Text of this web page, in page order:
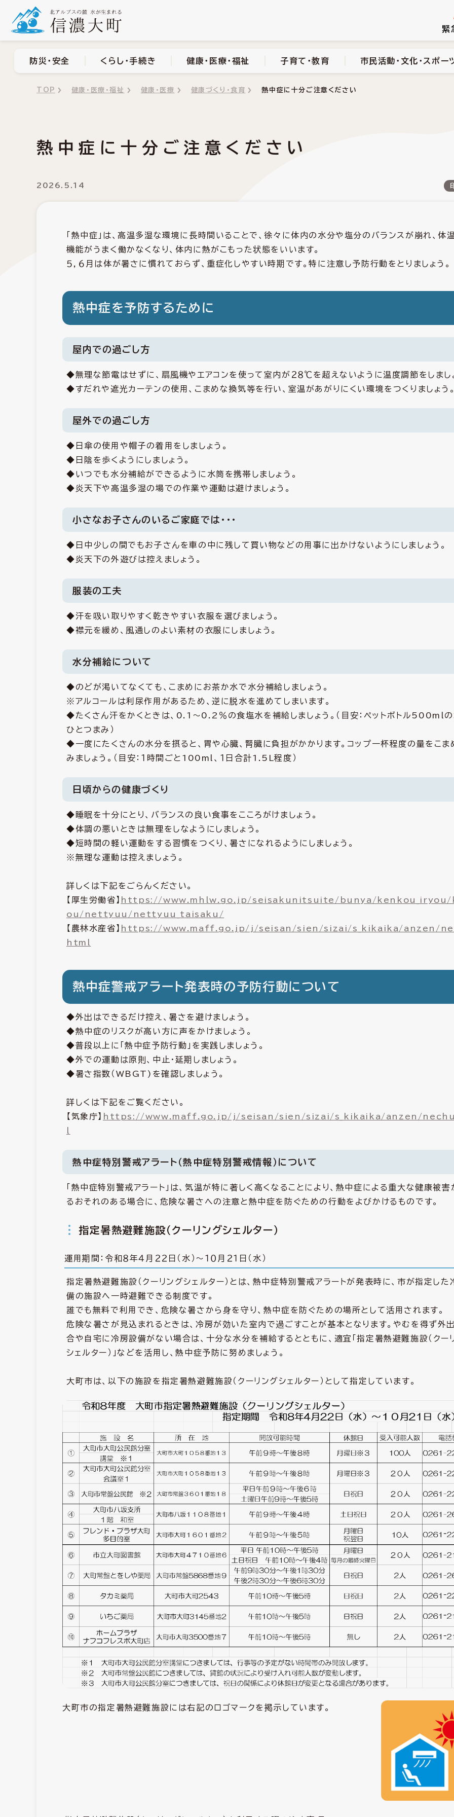
緊
市民活動・文化・スポーツ
防災・安全 くらし・手続き 健康・医療・福祉 子育て・教育 市民活動・文化・スポー
TOP 健康・医療・福祉 健康・医療 健康づくり・食育 熱中症に十分ご注意ください
熱中症に十分ご注意ください
2026.5.14
「熱中症」は、高温多湿な環境に長時間いることで、徐々に体内の水分や塩分のバランスが崩れ、体
機能がうまく働かなくなり、体内に熱がこもった状態をいいます。
５，６月は体が暑さに慣れておらず、重症化しやすい時期です。特に注意し予防行動をとりましょう。
熱中症を予防するために
屋内での過ごし方
◆無理な節電はせずに、扇風機やエアコンを使って室内が２８℃を超えないように温度調節をしまし
◆すだれや遮光カーテンの使用、こまめな換気等を行い、室温があがりにくい環境をつくりましょう。
屋外での過ごし方
◆日傘の使用や帽子の着用をしましょう。
◆日陰を歩くようにしましょう。
◆いつでも水分補給ができるように水筒を携帯しましょう。
◆炎天下や高温多湿の場での作業や運動は避けましょう。
小さなお子さんのいるご家庭では・・・
◆日中少しの間でもお子さんを車の中に残して買い物などの用事に出かけないようにしましょう。
◆炎天下の外遊びは控えましょう。
服装の工夫
◆汗を吸い取りやすく乾きやすい衣服を選びましょう。
◆襟元を緩め、風通しのよい素材の衣服にしましょう。
水分補給について
◆のどが渇いてなくても、こまめにお茶か水で水分補給しましょう。
※アルコールは利尿作用があるため、逆に脱水を進めてしまいます。
◆たくさん汗をかくときは、0.1～0.2％の食塩水を補給しましょう。（目安：ペットボトル500ml
ひとつまみ）
◆一度にたくさんの水分を摂ると、胃や心臓、腎臓に負担がかかります。コップ一杯程度の量をこま
みましょう。（目安：１時間ごと100ml、１日合計1.5L程度）
日頃からの健康づくり
◆睡眠を十分にとり、バランスの良い食事をこころがけましょう。
◆体調の悪いときは無理をしなようにしましょう。
◆短時間の軽い運動をする習慣をつくり、暑さになれるようにしましょう。
※無理な運動は控えましょう。
詳しくは下記をごらんください。
【厚生労働省】 https://www.mhlw.go.jp/seisakunitsuite/bunya/kenkou_iryou/
ou/nettyuu/nettyuu_taisaku/
【農林水産省】 https://www.maff.go.jp/j/seisan/sien/sizai/s_kikaika/anzen/
html
熱中症警戒アラート発表時の予防行動について
◆外出はできるだけ控え、暑さを避けましょう。
◆熱中症のリスクが高い方に声をかけましょう。
◆普段以上に「熱中症予防行動」を実践しましょう。
◆外での運動は原則、中止・延期しましょう。
◆暑さ指数（WBGT)を確認しましょう。
詳しくは下記をご覧ください。
【気象庁】 https://www.maff.go.jp/j/seisan/sien/sizai/s_kikaika/anzen/
熱中症特別警戒アラート（熱中症特別警戒情報）について
「熱中症特別警戒アラート」は、気温が特に著しく高くなることにより、熱中症による重大な健康被害
るおそれのある場合に、危険な暑さへの注意と熱中症を防ぐための行動をよびかけるものです。
指定暑熱避難施設（クーリングシェルター）
運用期間：令和８年４月２２日（水）～１０月２１日（水）
指定暑熱避難施設（クーリングシェルター）とは、熱中症特別警戒アラートが発表時に、市が指定した
備の施設へ一時避難できる制度です。
誰でも無料で利用でき、危険な暑さから身を守り、熱中症を防ぐための場所として活用されます。
危険な暑さが見込まれるときは、冷房が効いた室内で過ごすことが基本となります。やむを得ず外
合や自宅に冷房設備がない場合は、十分な水分を補給するとともに、適宜「指定暑熱避難施設（クー
シェルター）」などを活用し、熱中症予防に努めましょう。
大町市は、以下の施設を指定暑熱避難施設（クーリングシェルター）として指定しています。
大町市の指定暑熱避難施設には右記のロゴマークを掲示しています。